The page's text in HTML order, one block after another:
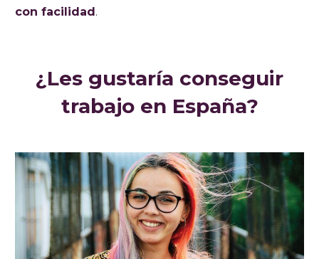
con facilidad .
¿Les gustaría conseguir
trabajo en España?